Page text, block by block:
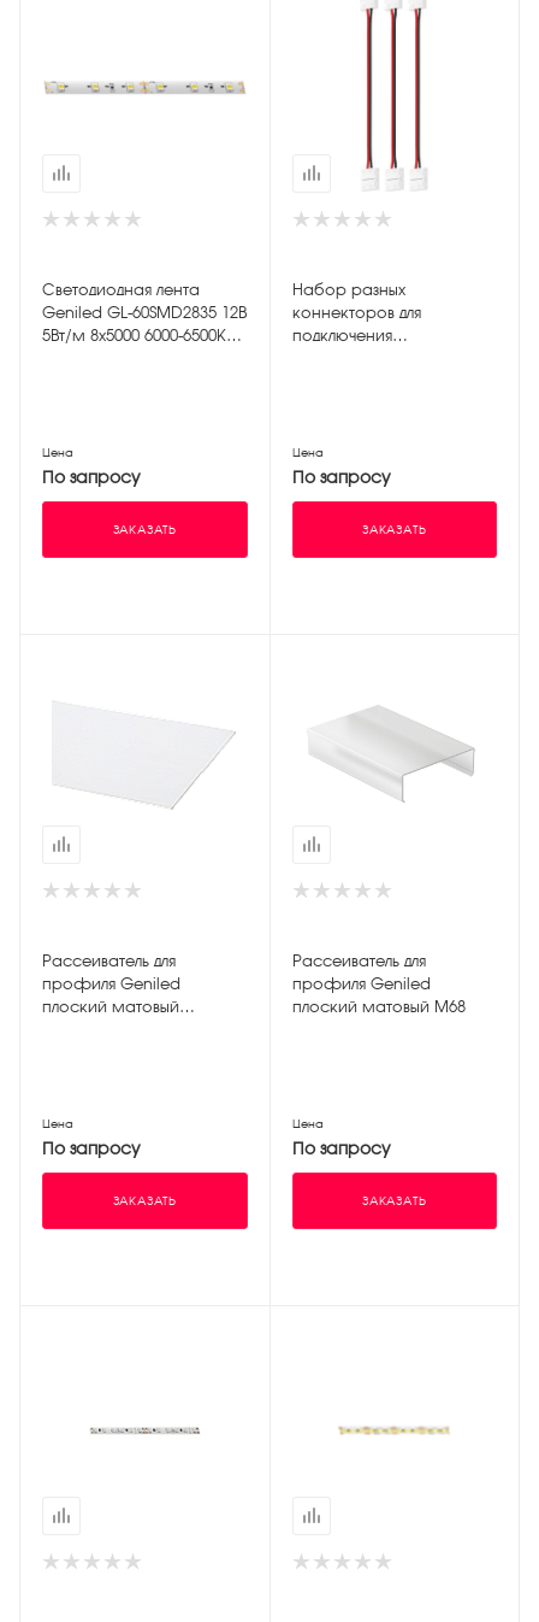
Светодиодная лента
Geniled GL-60SMD2835 12В
5Вт/м 8х5000 6000-6500К
Цена
По запросу
ЗАКАЗАТЬ
Набор разных
коннекторов для
подключения
Цена
По запросу
ЗАКАЗАТЬ
Рассеиватель для
профиля Geniled
плоский матовый
Цена
По запросу
ЗАКАЗАТЬ
Рассеиватель для
профиля Geniled
плоский матовый М68
Цена
По запросу
ЗАКАЗАТЬ